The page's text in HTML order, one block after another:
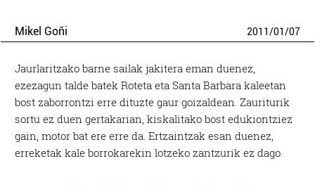
Mikel Goñi 2011/01/07
Jaurlaritzako barne sailak jakitera eman duenez,
ezezagun talde batek Roteta eta Santa Barbara kaleetan
bost zaborrontzi erre dituzte gaur goizaldean. Zauriturik
sortu ez duen gertakarian, kiskalitako bost edukiontziez
gain, motor bat ere erre da. Ertzaintzak esan duenez,
erreketak kale borrokarekin lotzeko zantzurik ez dago.